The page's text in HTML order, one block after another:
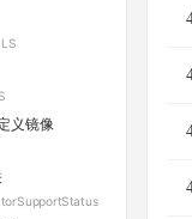
义镜像